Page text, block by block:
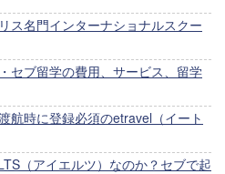
ス名門インターナショナルスクー
セブ留学の費用、サービス、留学
航時に登録必須のetravel（イート
（アイエルツ）なのか？セブで起